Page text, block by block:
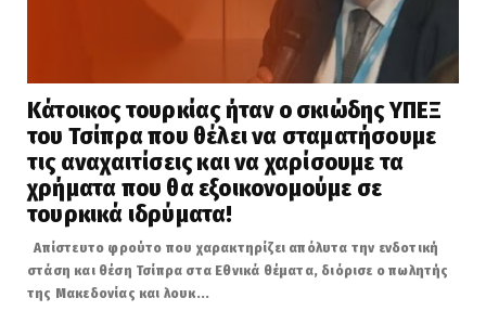
Κάτοικος τουρκίας ήταν ο σκιώδης ΥΠΕΞ
του Τσίπρα που θέλει να σταματήσουμε
τις αναχαιτίσεις και να χαρίσουμε τα
χρήματα που θα εξοικονομούμε σε
τουρκικά ιδρύματα!
Απίστευτο φρούτο που χαρακτηρίζει απόλυτα την ενδοτική
στάση και θέση Τσίπρα στα Εθνικά θέματα, διόρισε ο πωλητής
της Μακεδονίας και λουκ...